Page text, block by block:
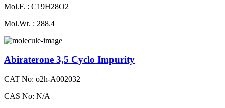
Mol.F. : C19H28O2
Mol.Wt. : 288.4
Abiraterone 3,5 Cyclo Impurity
CAT No: o2h-A002032
CAS No: N/A